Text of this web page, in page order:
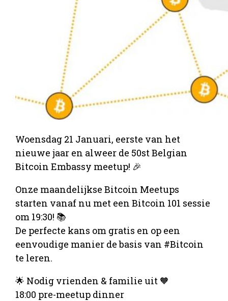
Woensdag 21 Januari, eerste van het
nieuwe jaar en alweer de 50st Belgian
Bitcoin Embassy meetup! 🎉
Onze maandelijkse Bitcoin Meetups
starten vanaf nu met een Bitcoin 101 sessie
om 19:30! 📚
De perfecte kans om gratis en op een
eenvoudige manier de basis van #Bitcoin
te leren.
🌟 Nodig vrienden & familie uit 🧡
18:00 pre-meetup dinner